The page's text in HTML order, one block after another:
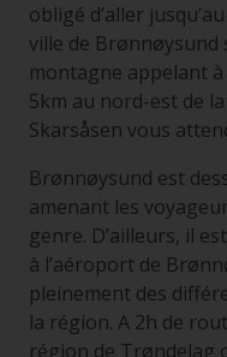
obligé d’aller
ville de
montagne appelant
5km au nord-est de
Skarsåsen vous
Brønnøysund est
amenant les
genre. D’ailleurs, il
à l’aéroport de
pleinement des
la région. A 2h de
région de Trøndelag